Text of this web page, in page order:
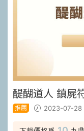
醍醐道人 鎮屍
推薦 2023-07-28